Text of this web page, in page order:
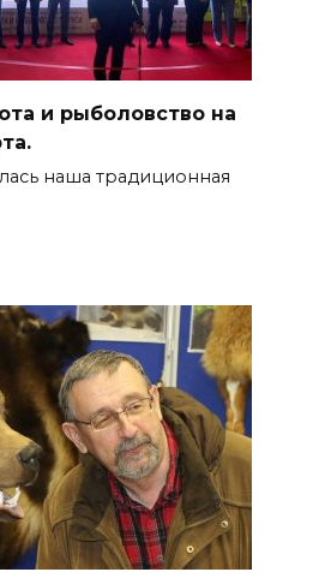
и рыболовство на
наша традиционная